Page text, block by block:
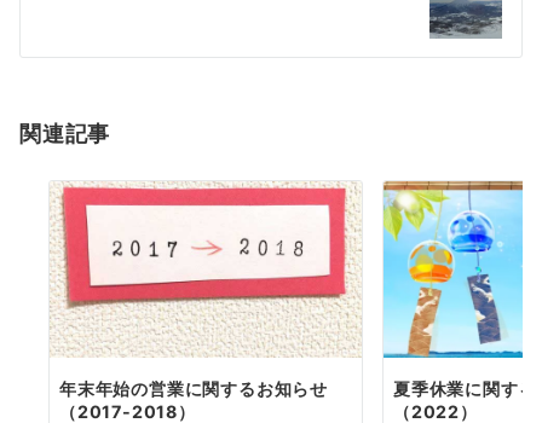
シ
ン
関連記事
年末年始の営業に関するお知らせ
（2017-2018）
夏季休業に関する
（2022）